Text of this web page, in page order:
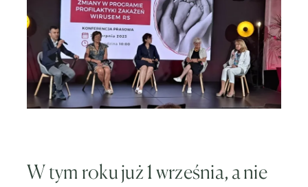
W tym roku już 1 września, a nie